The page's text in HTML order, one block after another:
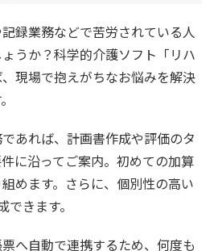
録業務などで苦労されている人
うか？科学的介護ソフト「リハ
現場で抱えがちなお悩みを解決
あれば、計画書作成や評価のタ
に沿ってご案内。初めての加算
めます。さらに、個別性の高い
きます。
へ自動で連携するため、何度も